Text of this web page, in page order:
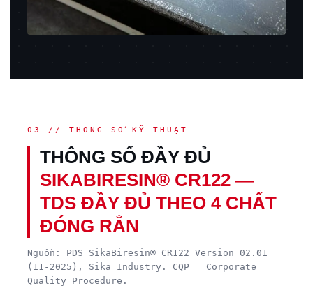
03 // THÔNG SỐ KỸ THUẬT
THÔNG SỐ ĐẦY ĐỦ
SIKABIRESIN® CR122 —
TDS ĐẦY ĐỦ THEO 4 CHẤT
ĐÓNG RẮN
Nguồn: PDS SikaBiresin® CR122 Version 02.01
(11-2025), Sika Industry. CQP = Corporate
Quality Procedure.